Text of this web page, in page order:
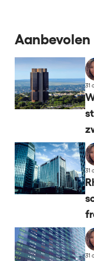
Aanbevolen
31
31
31